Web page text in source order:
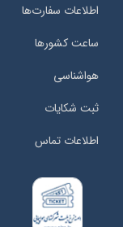
اطلاعات سفارت‌ها
ساعت کشورها
هواشناسی
ثبت شکایات
اطلاعات تماس